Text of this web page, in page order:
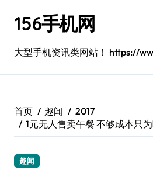
156手机网
大型手机资讯类网站！ https://
首页 趣闻
2017
1元无人售卖午餐 不够成本只
趣闻